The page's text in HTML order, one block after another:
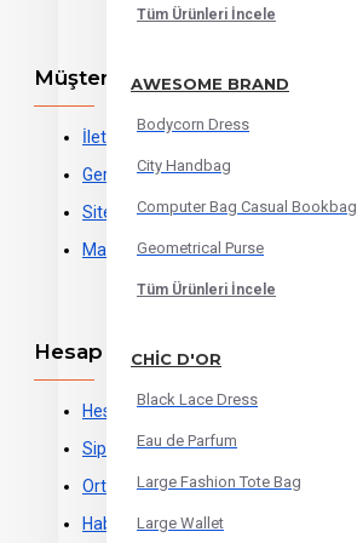
Tüm Ürünleri İncele
AWESOME BRAND
Bodycorn Dress
City Handbag
Computer Bag Casual Bookbag
Geometrical Purse
Tüm Ürünleri İncele
CHIC D'OR
Black Lace Dress
Eau de Parfum
Large Fashion Tote Bag
Large Wallet
Müşteri Hizmetleri
İletişim
Geri İade
Site Haritası
Markalar
Hesap Sayfası
Hesabınız
Siparişleriniz
Ortaklıklar
Haber Bülteni